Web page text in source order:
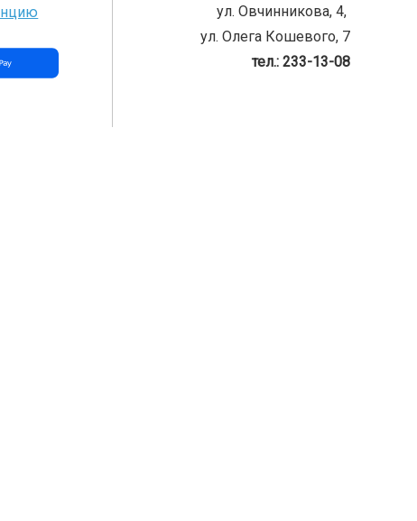
ул. Овчинникова, 4,
ул. Олега Кошевого, 7
тел.: 233-13-08